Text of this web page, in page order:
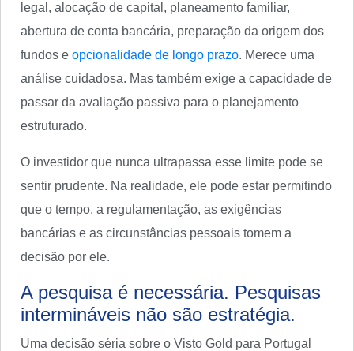
legal, alocação de capital, planeamento familiar,
abertura de conta bancária, preparação da origem dos
fundos e opcionalidade de longo prazo. Merece uma
análise cuidadosa. Mas também exige a capacidade de
passar da avaliação passiva para o planejamento
estruturado.
O investidor que nunca ultrapassa esse limite pode se
sentir prudente. Na realidade, ele pode estar permitindo
que o tempo, a regulamentação, as exigências
bancárias e as circunstâncias pessoais tomem a
decisão por ele.
A pesquisa é necessária. Pesquisas
intermináveis não são estratégia.
Uma decisão séria sobre o Visto Gold para Portugal